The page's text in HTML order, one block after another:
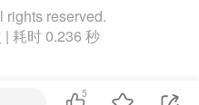
reserved.
耗时 0.236 秒
5